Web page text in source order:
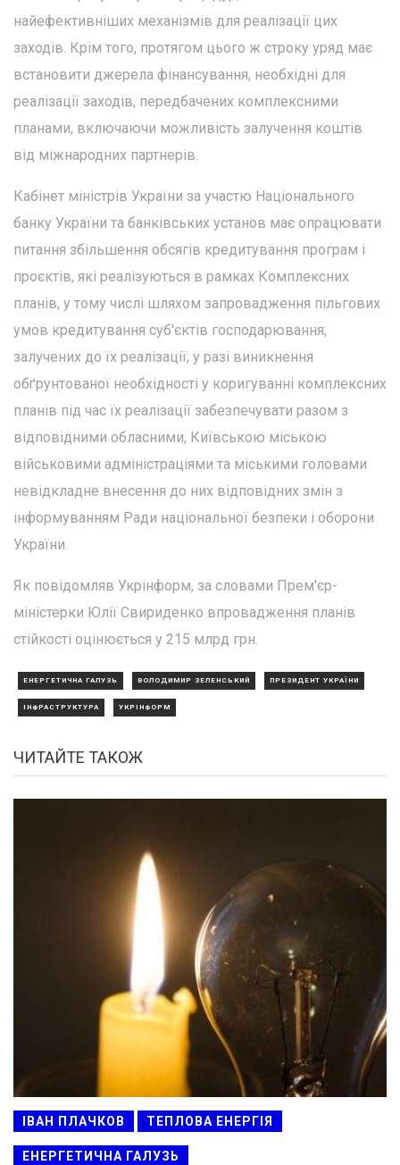
найефективніших механізмів для реалізації цих
заходів. Крім того, протягом цього ж строку уряд має
встановити джерела фінансування, необхідні для
реалізації заходів, передбачених комплексними
планами, включаючи можливість залучення коштів
від міжнародних партнерів.
Кабінет міністрів України за участю Національного
банку України та банківських установ має опрацювати
питання збільшення обсягів кредитування програм і
проєктів, які реалізуються в рамках Комплексних
планів, у тому числі шляхом запровадження пільгових
умов кредитування суб'єктів господарювання,
залучених до їх реалізації; у разі виникнення
обґрунтованої необхідності у коригуванні комплексних
планів під час їх реалізації забезпечувати разом з
відповідними обласними, Київською міською
військовими адміністраціями та міськими головами
невідкладне внесення до них відповідних змін з
інформуванням Ради національної безпеки і оборони
України.
Як повідомляв Укрінформ, за словами Прем'єр-
міністерки Юлії Свириденко впровадження планів
стійкості оцінюється у 215 млрд грн.
ЕНЕРГЕТИЧНА ГАЛУЗЬ ВОЛОДИМИР ЗЕЛЕНСЬКИЙ ПРЕЗИДЕНТ УКРАЇНИ
ІНФРАСТРУКТУРА УКРІНФОРМ
ЧИТАЙТЕ ТАКОЖ
ІВАН ПЛАЧКОВ ТЕПЛОВА ЕНЕРГІЯ
ЕНЕРГЕТИЧНА ГАЛУЗЬ